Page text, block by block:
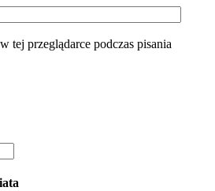
tej przeglądarce podczas pisania